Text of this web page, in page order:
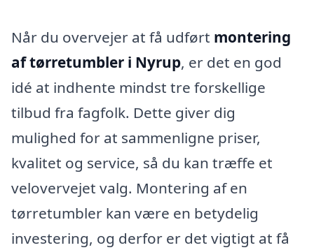
Når du overvejer at få udført montering
af tørretumbler i Nyrup, er det en god
idé at indhente mindst tre forskellige
tilbud fra fagfolk. Dette giver dig
mulighed for at sammenligne priser,
kvalitet og service, så du kan træffe et
velovervejet valg. Montering af en
tørretumbler kan være en betydelig
investering, og derfor er det vigtigt at få